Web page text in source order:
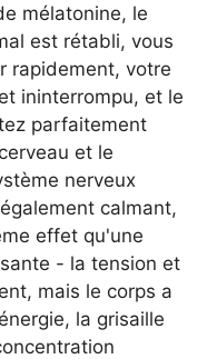
mélatonine, le
est rétabli, vous
rapidement, votre
ininterrompu, et le
parfaitement
et le
nerveux
calmant,
effet qu'une
- la tension et
mais le corps a
la grisaille